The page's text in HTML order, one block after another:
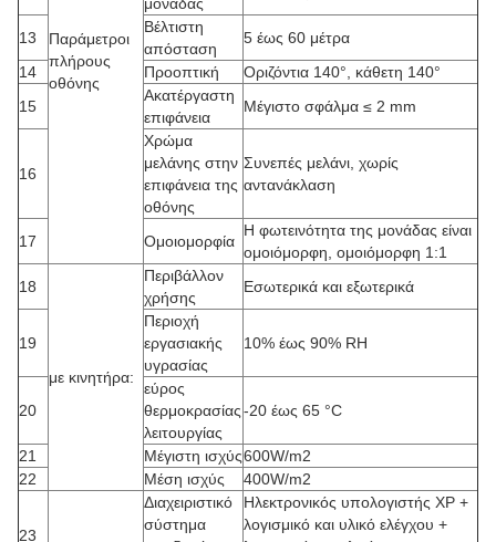
Παράμετροι
πλήρους
οθόνης
13
Βέλτιστη
απόσταση
5 έως 60 μέτρα
14
Προοπτική
Οριζόντια 140°, κάθετη 140°
15
Ακατέργαστη
επιφάνεια
Μέγιστο σφάλμα ≤ 2 mm
16
Χρώμα
μελάνης στην
επιφάνεια της
οθόνης
Συνεπές μελάνι, χωρίς
αντανάκλαση
17 Ομοιομορφία
Η φωτεινότητα της μονάδας είναι
ομοιόμορφη, ομοιόμορφη 1:1
18
με κινητήρα:
Περιβάλλον
χρήσης
Εσωτερικά και εξωτερικά
19
Περιοχή
εργασιακής
υγρασίας
10% έως 90% RH
20
εύρος
θερμοκρασίας
λειτουργίας
-20 έως 65 °C
21 Μέγιστη ισχύς600W/m2
22
Μέση ισχύς 400W/m2
23
Διαχειριστικό
σύστημα
Ηλεκτρονικός υπολογιστής XP +
λογισμικό και υλικό ελέγχου +